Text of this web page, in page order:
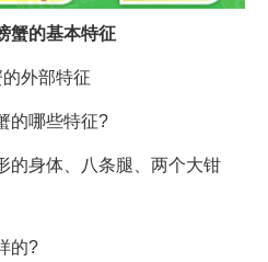
蟹的基本特征
外部特征
哪些特征?
身体、八条腿、两个大钳
的?